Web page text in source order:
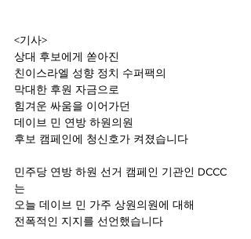
<기사>
상대 후보에게 쏟아진
친이스라엘 성향 정치 수퍼팩의
막대한 후원 자금으로
힘겨운 싸움을 이어가던
데이브 민 연방 하원의원
후보 캠페인에 청신호가 켜졌습니다
민주당 연방 하원 선거 캠페인 기관인 DCCC
는
오늘 데이브 민 가주 상원의원에 대해
전폭적인 지지를 선언했습니다